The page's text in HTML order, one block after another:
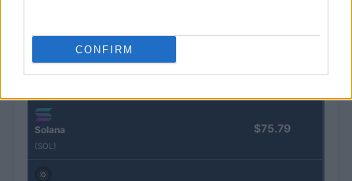
CONFIRM
Solana
(SOL)
$75.79